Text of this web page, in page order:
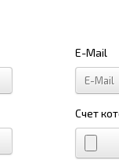
E-Mail
Счет